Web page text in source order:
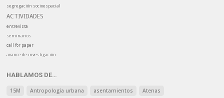
segregación socioespacial
ACTIVIDADES
entrevista
seminarios
call for paper
avance de investigación
HABLAMOS DE…
15M Antropología urbana asentamientos
Atenas